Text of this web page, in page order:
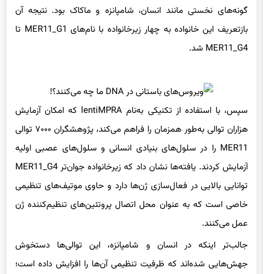
گونه‌های نخستی مانند انسان، شامپانزه و ماکاک بود. نتیجه آن
بازتعریف این خانواده به چهار زیرخانواده با نام‌های MER11_G1 تا
MER11_G4 شد.
سپس، با استفاده از تکنیکی به‌نام lentiMPRA که امکان آزمایش
هزاران توالی به‌طور همزمان را فراهم می‌کند، پژوهشگران ۷۰۰۰ توالی
MER11 را در سلول‌های بنیادی انسانی و سلول‌های عصبی اولیه
آزمایش کردند. یافته‌ها نشان داد که زیرخانواده جوان‌تر MER11_G4
توانایی بالایی در فعال‌سازی ژن‌ها دارد و حاوی موتیف‌های تنظیمی
خاصی است که به عنوان محل اتصال پروتئین‌های تنظیم‌کننده ژن
عمل می‌کنند.
جالب‌تر اینکه در انسان و شامپانزه، این توالی‌ها دستخوش
جهش‌هایی شده‌اند که ظرفیت تنظیمی آن‌ها را افزایش داده است؛